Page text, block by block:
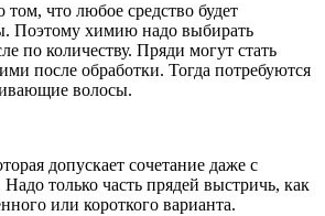
что любое средство будет
Поэтому химию надо выбирать
по количеству. Пряди могут стать
после обработки. Тогда потребуются
волосы.
допускает сочетание даже с
только часть прядей выстричь, как
или короткого варианта.